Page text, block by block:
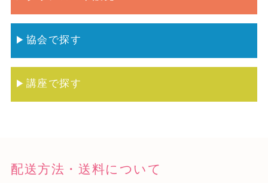
協会で探す
講座で探す
配送方法・送料について